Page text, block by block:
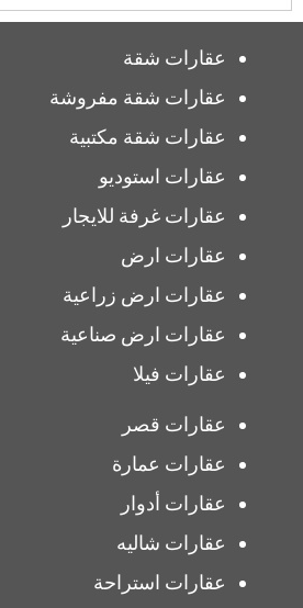
عقارات شقة
عقارات شقة مفروشة
عقارات شقة مكتبية
عقارات استوديو
عقارات غرفة للايجار
عقارات ارض
عقارات ارض زراعية
عقارات ارض صناعية
عقارات فيلا
عقارات قصر
عقارات عمارة
عقارات أدوار
عقارات شاليه
عقارات استراحة